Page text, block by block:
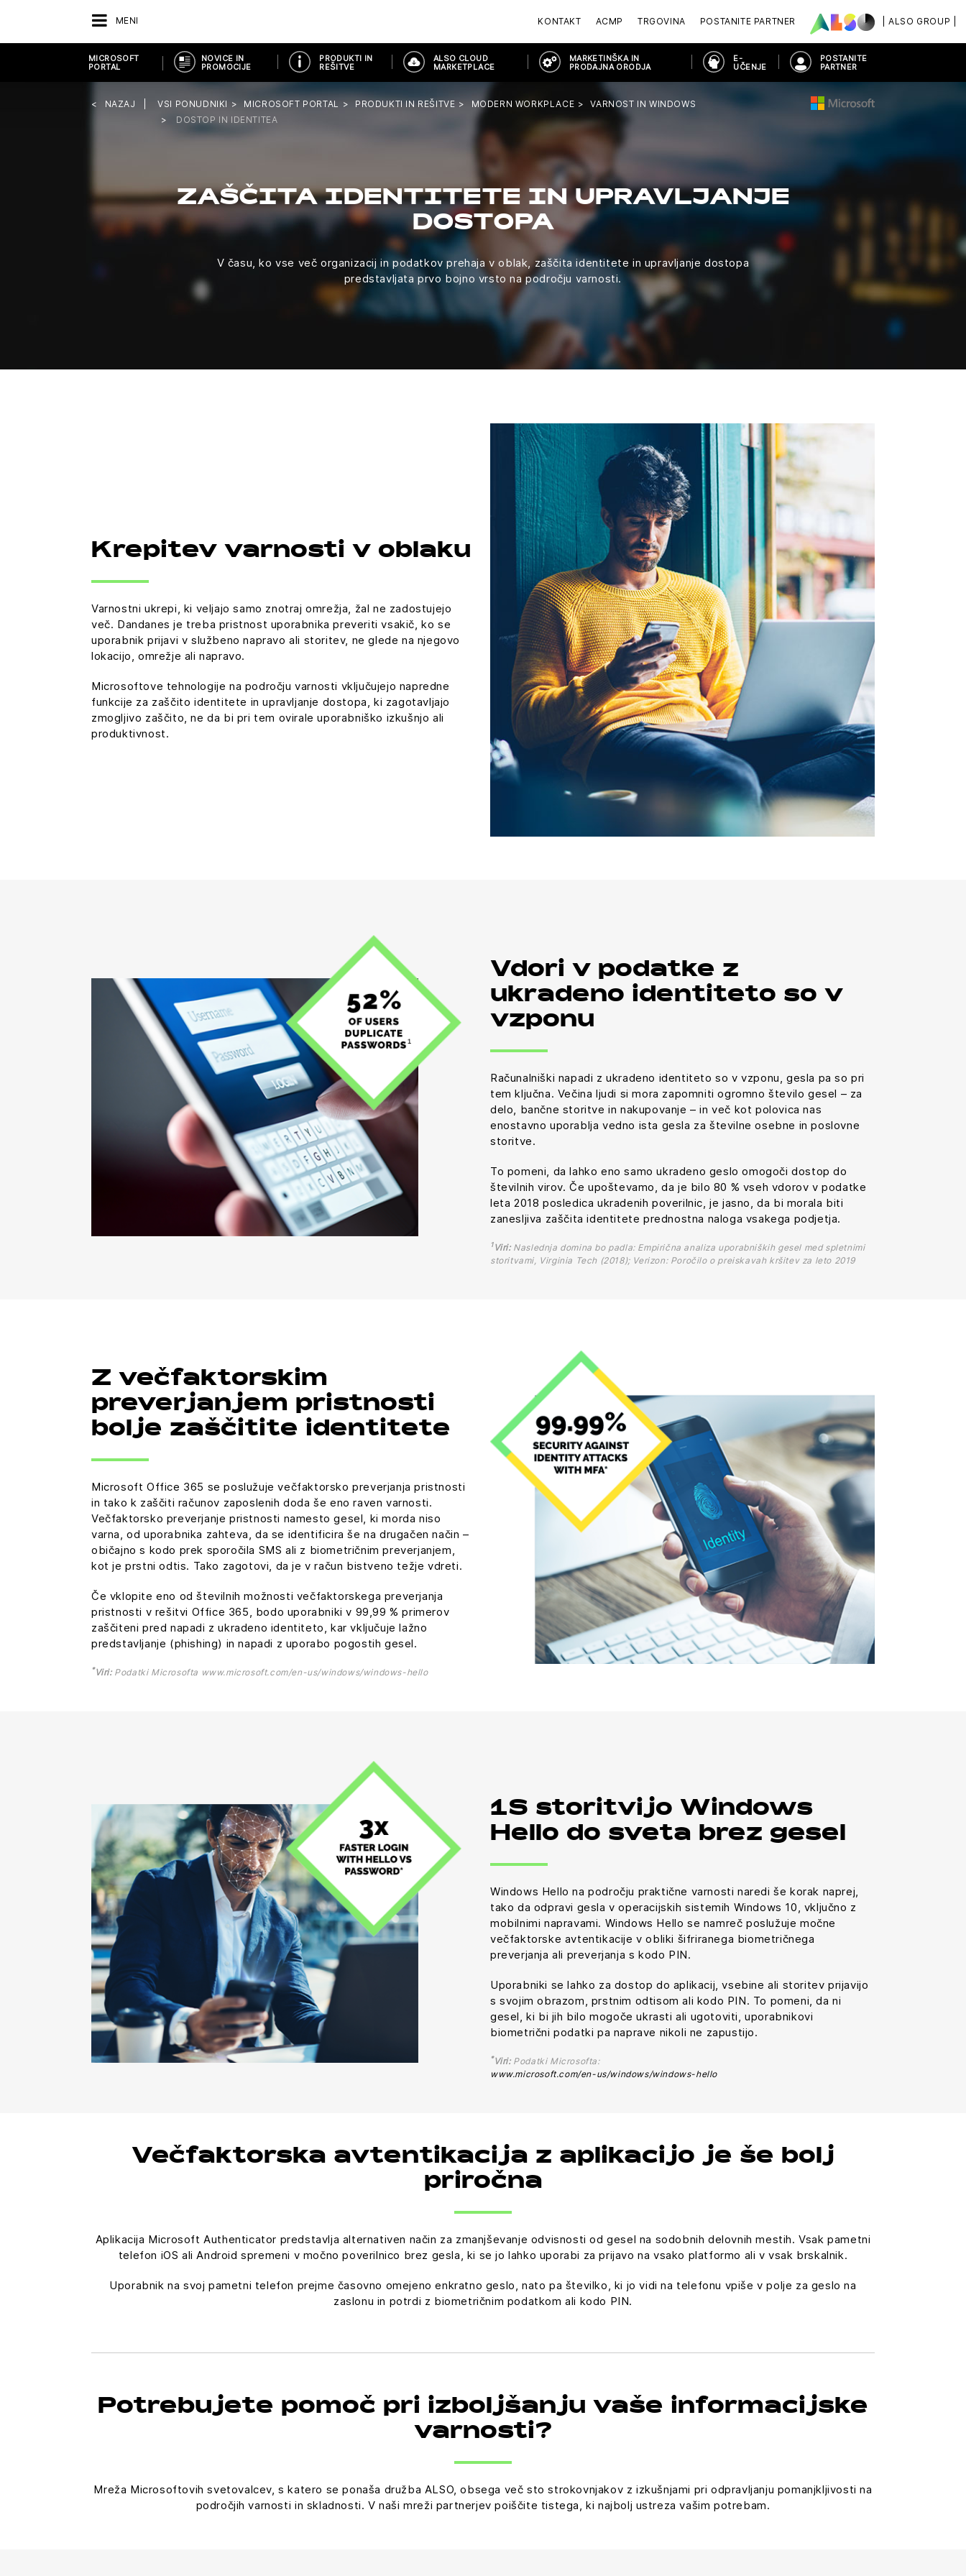
MENI | ALSO GROUP |
KONTAKT ACMP TRGOVINA POSTANITE PARTNER
MICROSOFT
PORTAL
NOVICE IN
PROMOCIJE
PRODUKTI IN
REŠITVE
ALSO CLOUD
MARKETPLACE
MARKETINŠKA IN
PRODAJNA ORODJA
E-
UČENJE
POSTANITE
PARTNER
NAZAJ VSI PONUDNIKI MICROSOFT PORTAL PRODUKTI IN REŠITVE MODERN WORKPLACE
VARNOST IN WINDOWS
DOSTOP IN IDENTITEA
ZAŠČITA IDENTITETE IN UPRAVLJANJE
DOSTOPA
V času, ko vse več organizacij in podatkov prehaja v oblak, zaščita identitete in upravljanje dostopa
predstavljata prvo bojno vrsto na področju varnosti.
Krepitev varnosti v oblaku
Varnostni ukrepi, ki veljajo samo znotraj omrežja, žal ne zadostujejo
več. Dandanes je treba pristnost uporabnika preveriti vsakič, ko se
uporabnik prijavi v službeno napravo ali storitev, ne glede na njegovo
lokacijo, omrežje ali napravo.
Microsoftove tehnologije na področju varnosti vključujejo napredne
funkcije za zaščito identitete in upravljanje dostopa, ki zagotavljajo
zmogljivo zaščito, ne da bi pri tem ovirale uporabniško izkušnjo ali
produktivnost.
Vdori v podatke z
ukradeno identiteto so v
vzponu
Računalniški napadi z ukradeno identiteto so v vzponu, gesla pa so pri
tem ključna. Večina ljudi si mora zapomniti ogromno število gesel – za
delo, bančne storitve in nakupovanje – in več kot polovica nas
enostavno uporablja vedno ista gesla za številne osebne in poslovne
storitve.
To pomeni, da lahko eno samo ukradeno geslo omogoči dostop do
številnih virov. Če upoštevamo, da je bilo 80 % vseh vdorov v podatke
leta 2018 posledica ukradenih poverilnic, je jasno, da bi morala biti
zanesljiva zaščita identitete prednostna naloga vsakega podjetja.
1Viri:Naslednja domina bo padla: Empirična analiza uporabniških gesel med spletnimi
storitvami, Virginia Tech (2018); Verizon: Poročilo o preiskavah kršitev za leto 2019
Z večfaktorskim
preverjanjem pristnosti
bolje zaščitite identitete
Microsoft Office 365 se poslužuje večfaktorsko preverjanja pristnosti
in tako k zaščiti računov zaposlenih doda še eno raven varnosti.
Večfaktorsko preverjanje pristnosti namesto gesel, ki morda niso
varna, od uporabnika zahteva, da se identificira še na drugačen način –
običajno s kodo prek sporočila SMS ali z biometričnim preverjanjem,
kot je prstni odtis. Tako zagotovi, da je v račun bistveno težje vdreti.
Če vklopite eno od številnih možnosti večfaktorskega preverjanja
pristnosti v rešitvi Office 365, bodo uporabniki v 99,99 % primerov
zaščiteni pred napadi z ukradeno identiteto, kar vključuje lažno
predstavljanje (phishing) in napadi z uporabo pogostih gesel.
*Viri:Podatki Microsofta www.microsoft.com/en-us/windows/windows-hello
1S storitvijo Windows
Hello do sveta brez gesel
Windows Hello na področju praktične varnosti naredi še korak naprej,
tako da odpravi gesla v operacijskih sistemih Windows 10, vključno z
mobilnimi napravami. Windows Hello se namreč poslužuje močne
večfaktorske avtentikacije v obliki šifriranega biometričnega
preverjanja ali preverjanja s kodo PIN.
Uporabniki se lahko za dostop do aplikacij, vsebine ali storitev prijavijo
s svojim obrazom, prstnim odtisom ali kodo PIN. To pomeni, da ni
gesel, ki bi jih bilo mogoče ukrasti ali ugotoviti, uporabnikovi
biometrični podatki pa naprave nikoli ne zapustijo.
*Viri:Podatki Microsofta:
www.microsoft.com/en-us/windows/windows-hello
Večfaktorska avtentikacija z aplikacijo je še bolj
priročna
Aplikacija Microsoft Authenticator predstavlja alternativen način za zmanjševanje odvisnosti od gesel na sodobnih delovnih mestih. Vsak pametni
telefon iOS ali Android spremeni v močno poverilnico brez gesla, ki se jo lahko uporabi za prijavo na vsako platformo ali v vsak brskalnik.
Uporabnik na svoj pametni telefon prejme časovno omejeno enkratno geslo, nato pa številko, ki jo vidi na telefonu vpiše v polje za geslo na
zaslonu in potrdi z biometričnim podatkom ali kodo PIN.
Potrebujete pomoč pri izboljšanju vaše informacijske
varnosti?
Mreža Microsoftovih svetovalcev, s katero se ponaša družba ALSO, obsega več sto strokovnjakov z izkušnjami pri odpravljanju pomanjkljivosti na
področjih varnosti in skladnosti. V naši mreži partnerjev poiščite tistega, ki najbolj ustreza vašim potrebam.